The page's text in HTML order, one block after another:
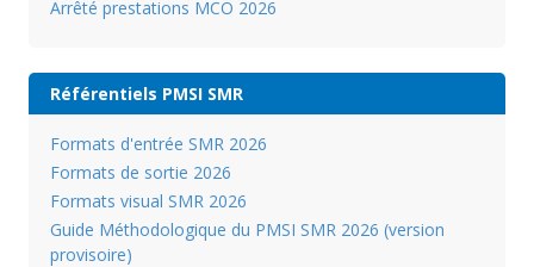
Arrêté prestations MCO 2026
Référentiels PMSI SMR
Formats d'entrée SMR 2026
Formats de sortie 2026
Formats visual SMR 2026
Guide Méthodologique du PMSI SMR 2026 (version
provisoire)